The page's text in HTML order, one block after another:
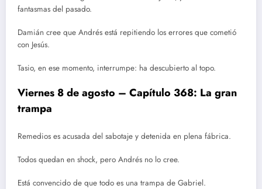
fantasmas del pasado.
Damián cree que Andrés está repitiendo los errores que cometió
con Jesús.
Tasio, en ese momento, interrumpe: ha descubierto al topo.
Viernes 8 de agosto – Capítulo 368: La gran
trampa
Remedios es acusada del sabotaje y detenida en plena fábrica.
Todos quedan en shock, pero Andrés no lo cree.
Está convencido de que todo es una trampa de Gabriel.